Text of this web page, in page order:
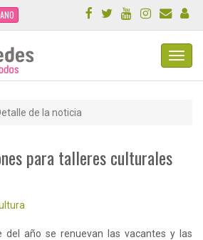
de la noticia
para talleres culturales
del año se renuevan las vacantes y las